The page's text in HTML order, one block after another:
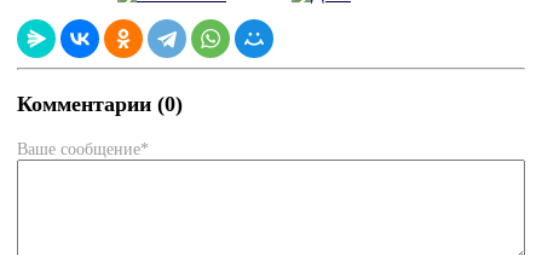
Комментарии (0)
Ваше сообщение*